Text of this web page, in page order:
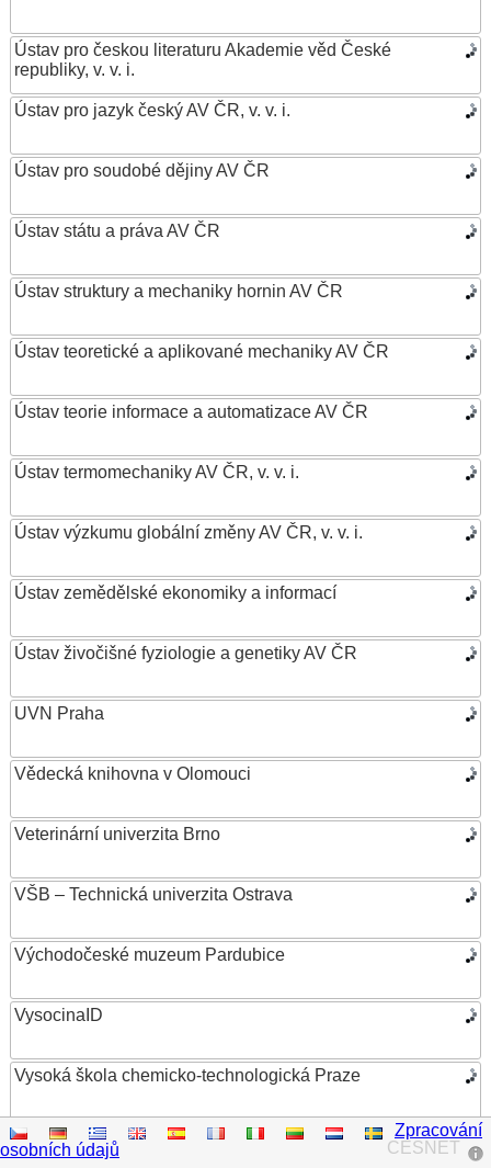
Ústav pro českou literaturu Akademie věd České
republiky, v. v. i.
Ústav pro jazyk český AV ČR, v. v. i.
Ústav pro soudobé dějiny AV ČR
Ústav státu a práva AV ČR
Ústav struktury a mechaniky hornin AV ČR
Ústav teoretické a aplikované mechaniky AV ČR
Ústav teorie informace a automatizace AV ČR
Ústav termomechaniky AV ČR, v. v. i.
Ústav výzkumu globální změny AV ČR, v. v. i.
Ústav zemědělské ekonomiky a informací
Ústav živočišné fyziologie a genetiky AV ČR
UVN Praha
Vědecká knihovna v Olomouci
Veterinární univerzita Brno
VŠB – Technická univerzita Ostrava
Východočeské muzeum Pardubice
VysocinaID
Vysoká škola chemicko-technologická Praze
Vysoká škola ekonomická v Praze
CESNET
Zpracování
osobních údajů